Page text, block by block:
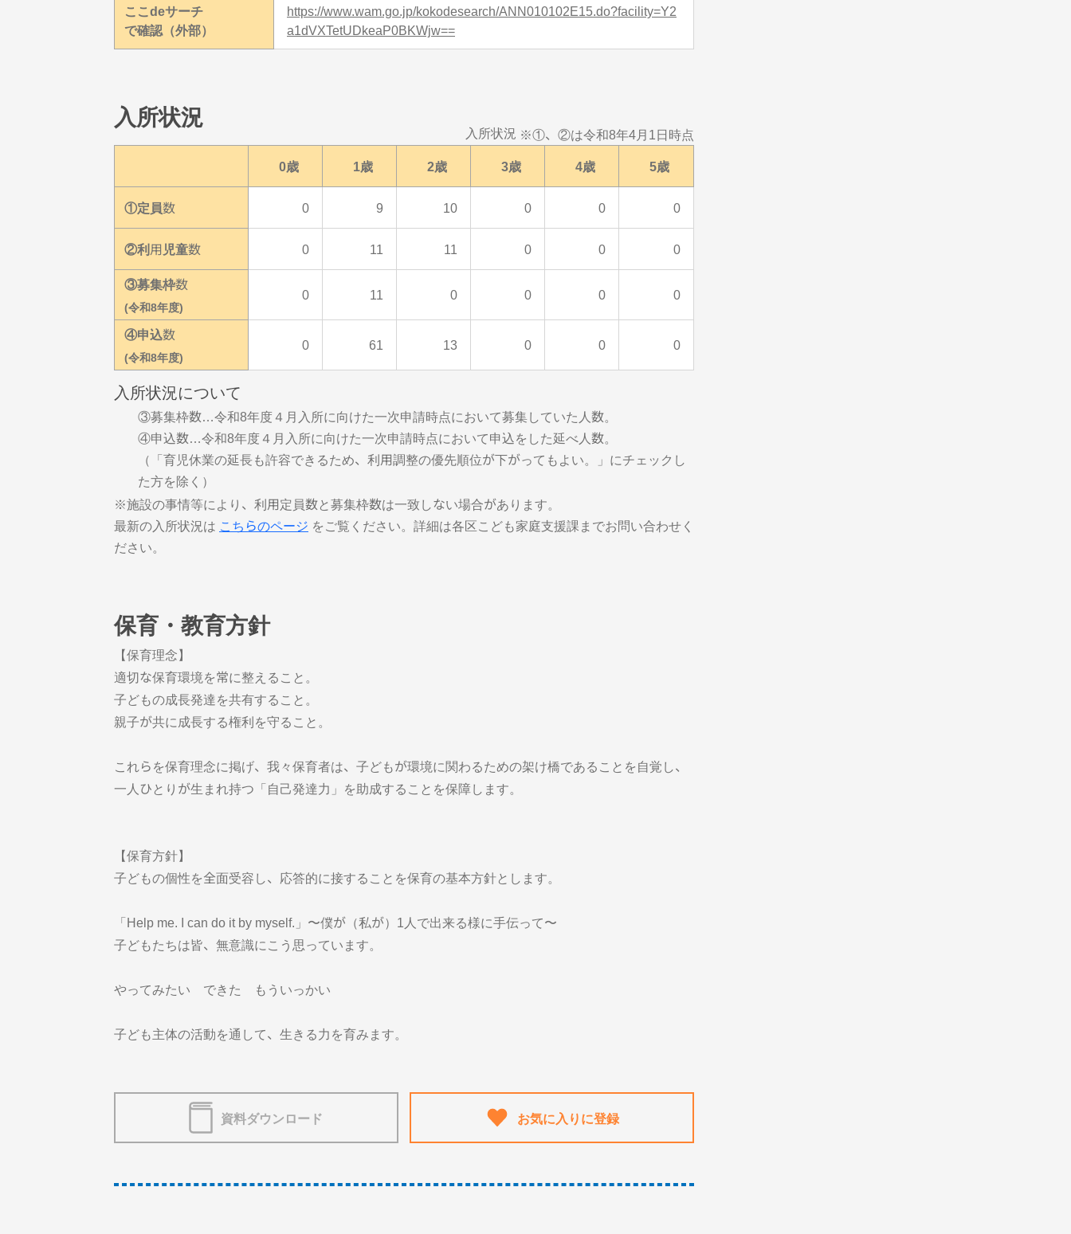
ここdeサーチ
で確認（外部）
https://www.wam.go.jp/kokodesearch/ANN010102E15.do?facility=Y2
a1dVXTetUDkeaP0BKWjw==
入所状況
入所状況 ※①、②は令和8年4月1日時点
0歳
1歳 2歳 3歳 4歳 5歳
①定員数 0 9 10 0 0 0
②利用児童数 0 11 11 0 0
0
③募集枠数
(令和8年度)
0 11 0 0 0 0
④申込数
(令和8年度)
0 61 13 0 0 0
入所状況について
③募集枠数…令和8年度４月入所に向けた一次申請時点において募集していた人数。
④申込数…令和8年度４月入所に向けた一次申請時点において申込をした延べ人数。
（「育児休業の延長も許容できるため、利用調整の優先順位が下がってもよい。」にチェックし
た方を除く）
※施設の事情等により、利用定員数と募集枠数は一致しない場合があります。
最新の入所状況は こちらのページ をご覧ください。詳細は各区こども家庭支援課までお問い合わせく
ださい。
保育・教育方針
【保育理念】
適切な保育環境を常に整えること。
子どもの成長発達を共有すること。
親子が共に成長する権利を守ること。
これらを保育理念に掲げ、我々保育者は、子どもが環境に関わるための架け橋であることを自覚し、
一人ひとりが生まれ持つ「自己発達力」を助成することを保障します。
【保育方針】
子どもの個性を全面受容し、応答的に接することを保育の基本方針とします。
「Help me. I can do it by myself.」〜僕が（私が）1人で出来る様に手伝って〜
子どもたちは皆、無意識にこう思っています。
やってみたい できた もういっかい
子ども主体の活動を通して、生きる力を育みます。
資料ダウンロード お気に入りに登録